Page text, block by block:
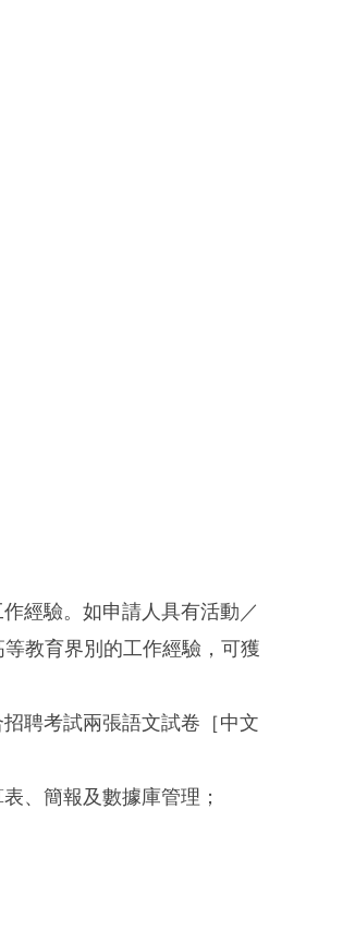
經驗。如申請人具有活動／
教育界別的工作經驗，可獲
聘考試兩張語文試卷［中文
、簡報及數據庫管理；